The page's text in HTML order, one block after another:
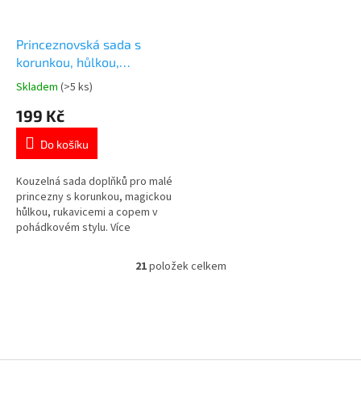
Princeznovská sada s
korunkou, hůlkou,
rukavicemi a copem -
růžová 4 ks
Průměrné
produktu
4,8
5
hvězdiček.
Skladem (>5 ks)
199 Kč
Do košíku
Kouzelná sada doplňků pro malé
princezny s korunkou, magickou
hůlkou, rukavicemi a copem v
pohádkovém stylu. Více
O
c
21položek celkem